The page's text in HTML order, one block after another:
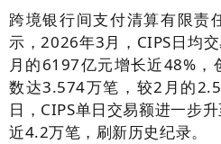
跨境银行间支付清算有限责
示，2026年3月，CIPS日均
月的6197亿元增长近48%，
数达3.574万笔，较2月的
日，CIPS单日交易额进一步
近4.2万笔，刷新历史纪录。